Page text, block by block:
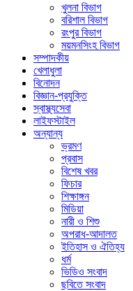
খুলনা বিভাগ
বরিশাল বিভাগ
রংপুর বিভাগ
ময়মনসিংহ বিভাগ
সম্পাদকীয়
খেলাধুলা
বিনোদন
বিজ্ঞান-প্রযুক্তি
স্বাস্থ্যসেবা
লাইফস্টাইল
অন্যান্য
ভ্রমণ
প্রবাস
বিশেষ খবর
ফিচার
শিক্ষাঙ্গন
মিডিয়া
নারী ও শিশু
অপরাধ-আদালত
ইতিহাস ও ঐতিহ্য
ধর্ম
ভিডিও সংবাদ
ছবিতে সংবাদ